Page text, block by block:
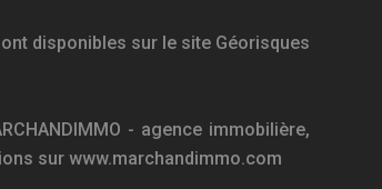
disponibles sur le site Géorisques
- agence immobilière,
sur www.marchandimmo.com